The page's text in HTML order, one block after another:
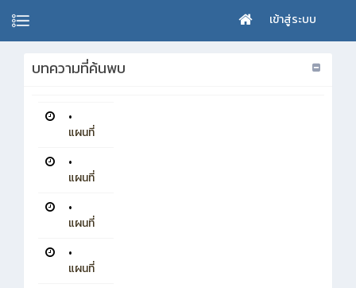
เข้าสู่ระบบ
บทความที่ค้นพบ
•
แผนที่
•
แผนที่
•
แผนที่
•
แผนที่